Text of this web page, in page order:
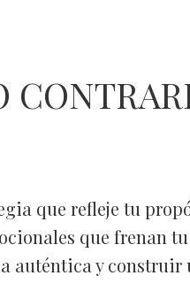
que refleje tu
que frenan
auténtica y construir